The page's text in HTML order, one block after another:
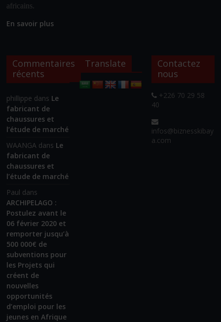
africains.
En savoir plus
Commentaires
récents
phillippe dans Le
fabricant de
chaussures et
l’étude de marché
WAANGA dans Le
fabricant de
chaussures et
l’étude de marché
Paul dans
ARCHIPELAGO :
Postulez avant le
06 février 2020 et
remporter jusqu’à
500 000€ de
subventions pour
les Projets qui
créent de
nouvelles
opportunités
d’emploi pour les
jeunes en Afrique
Translate
Contactez
nous
+226 70 29 58
40
infos@biznesskibay
a.com